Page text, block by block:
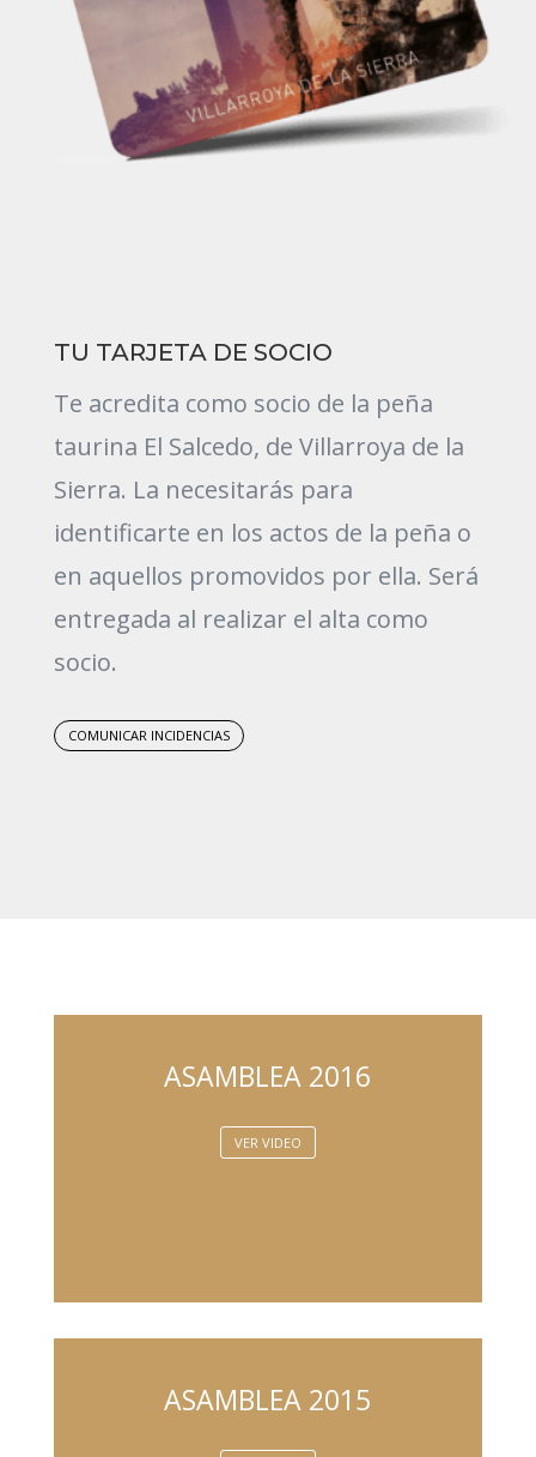
TU TARJETA DE SOCIO
Te acredita como socio de la peña
taurina El Salcedo, de Villarroya de la
Sierra. La necesitarás para
identificarte en los actos de la peña o
en aquellos promovidos por ella. Será
entregada al realizar el alta como
socio.
COMUNICAR INCIDENCIAS
ASAMBLEA 2016
VER VIDEO
ASAMBLEA 2015